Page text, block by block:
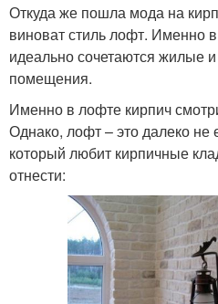
Откуда же пошла мода на
виноват стиль лофт. Именно
идеально сочетаются жилые
помещения.
Именно в лофте кирпич
Однако, лофт – это далеко не
который любит кирпичные
отнести: